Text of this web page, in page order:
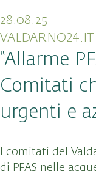
28.08.25
VALDARNO24.IT
“Allarme
Comitati
urgenti e
I comitati del
di PFAS nelle